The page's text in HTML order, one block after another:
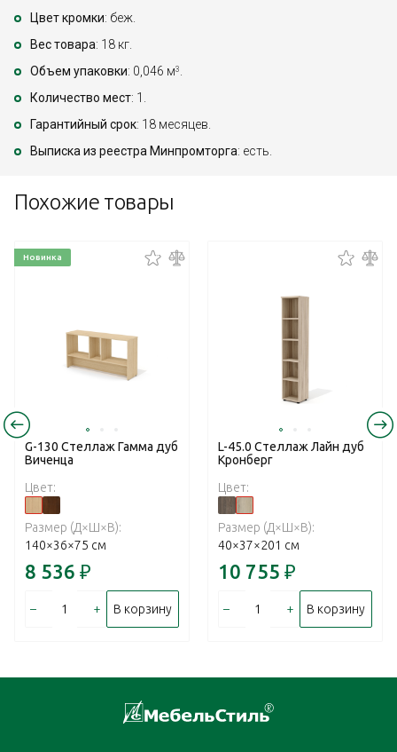
Цвет кромки: беж.
Вес товара: 18 кг.
Объем упаковки: 0,046 м3 .
Количество мест: 1.
Гарантийный срок: 18 месяцев.
Выписка из реестра Минпромторга: есть.
Похожие товары
Новинка
G-130 Стеллаж Гамма дуб
Виченца
Цвет:
Размер (Д×Ш×В):
140×36×75 см
8 536 ₽
– + В корзину
L-45.0 Стеллаж Лайн дуб
Кронберг
Цвет:
Размер (Д×Ш×В):
40×37×201 см
10 755 ₽
– + В корзину